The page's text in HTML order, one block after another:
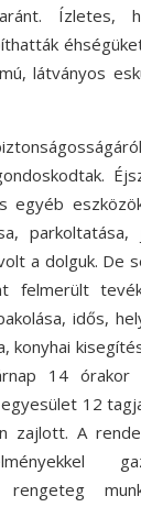
Ízletes,
látványos
egyéb
a dolguk. De
felmerült
idős,
konyhai
14 órakor
12
zajlott. A
rengeteg